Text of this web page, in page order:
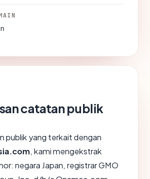
catatan publik
publik yang terkait dengan
, kami mengekstrak
negara Japan, registrar GMO